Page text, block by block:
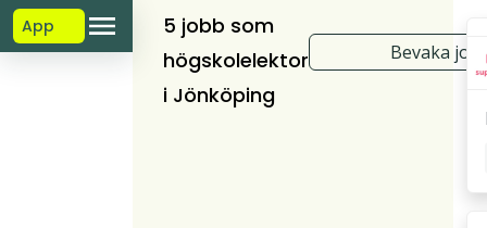
App
5 jobb som
högskolelektor
i Jönköping
Bevaka